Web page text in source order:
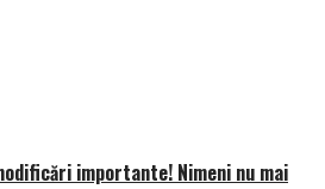
importante! Nimeni nu mai